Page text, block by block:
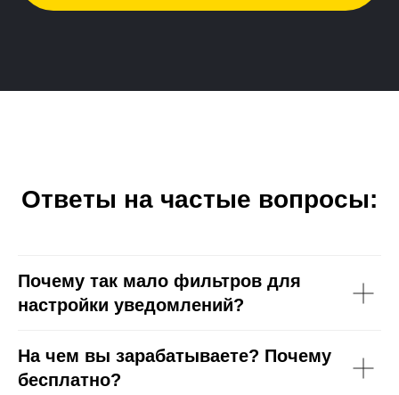
Ответы на частые вопросы:
Почему так мало фильтров для
настройки уведомлений?
На чем вы зарабатываете? Почему
бесплатно?